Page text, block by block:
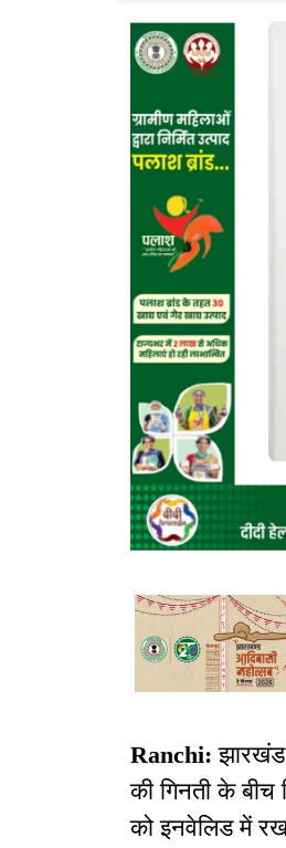
Ranchi: झारखंड
की गिनती के बीच
को इनवेलिड में